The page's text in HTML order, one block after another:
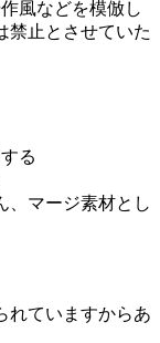
風などを模倣し
禁止とさせていた
る
、マージ素材とし
れていますからあ